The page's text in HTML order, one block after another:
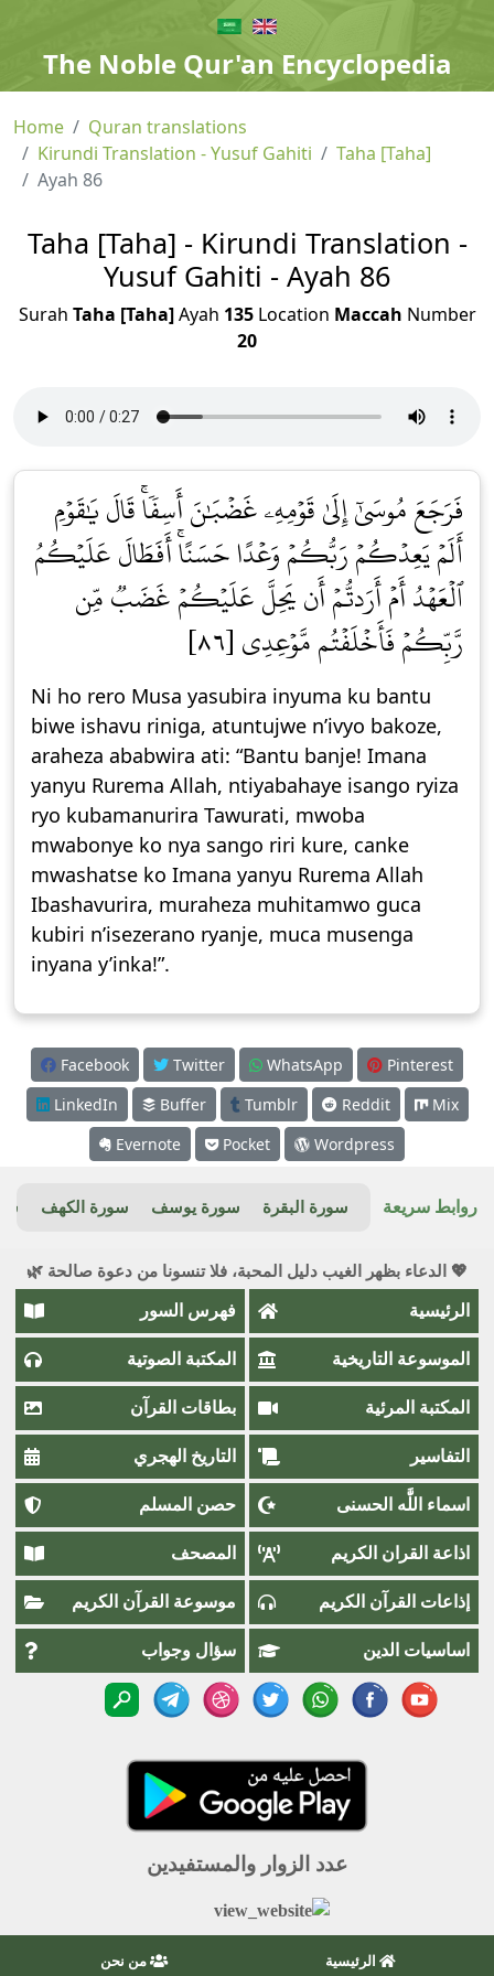
The Noble Qur'an Encyclopedia
Home
Quran translations
Kirundi Translation - Yusuf Gahiti
Taha [Taha]
Ayah 86
Taha [Taha] - Kirundi Translation -
Yusuf Gahiti - Ayah 86
Surah Taha [Taha]Ayah 135Location Maccah Number
20
فَرَجَعَ مُوسَىٰٓ إِلَىٰ قَوۡمِهِۦ غَضۡبَٰنَ أَسِفٗاۚ قَالَ يَٰقَوۡمِ
أَلَمۡ يَعِدۡكُمۡ رَبُّكُمۡ وَعۡدًا حَسَنًاۚ أَفَطَالَ عَلَيۡكُمُ
ٱلۡعَهۡدُ أَمۡ أَرَدتُّمۡ أَن يَحِلَّ عَلَيۡكُمۡ غَضَبٞ مِّن
رَّبِّكُمۡ فَأَخۡلَفۡتُم مَّوۡعِدِي [٨٦]
Ni ho rero Musa yasubira inyuma ku bantu
biwe ishavu riniga, atuntujwe n’ivyo bakoze,
araheza ababwira ati: “Bantu banje! Imana
yanyu Rurema Allah, ntiyabahaye isango ryiza
ryo kubamanurira Tawurati, mwoba
mwabonye ko nya sango riri kure, canke
mwashatse ko Imana yanyu Rurema Allah
Ibashavurira, muraheza muhitamwo guca
kubiri n’isezerano ryanje, muca musenga
inyana y’inka!”.
Facebook Twitter WhatsApp
Pinterest
LinkedIn
Buffer Tumblr Reddit
Mix
Evernote
Pocket Wordpress
روابط سريعة سورة البقرة سورة يوسف سورة الكهف
💖 الدعاء بظهر الغيب دليل المحبة، فلا تنسونا من دعوة صالحة 🌿
الرئيسية فهرس السور
الموسوعة التاريخية المكتبة الصوتية
المكتبة المرئية بطاقات القرآن
التفاسير التاريخ الهجري
اسماء اللَّٰه الحسنى حصن المسلم
اذاعة القران الكريم المصحف
إذاعات القرآن الكريم موسوعة القرآن الكريم
اساسيات الدين سؤال وجواب
عدد الزوار والمستفيدين
الرئيسية من نحن